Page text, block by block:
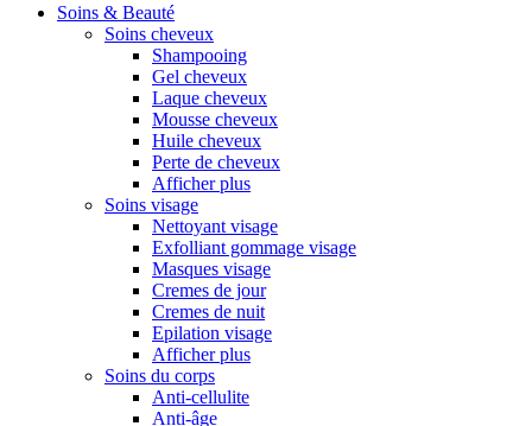
Soins & Beauté
Soins cheveux
Shampooing
Gel cheveux
Laque cheveux
Mousse cheveux
Huile cheveux
Perte de cheveux
Afficher plus
Soins visage
Nettoyant visage
Exfolliant gommage visage
Masques visage
Cremes de jour
Cremes de nuit
Epilation visage
Afficher plus
Soins du corps
Anti-cellulite
Anti-âge